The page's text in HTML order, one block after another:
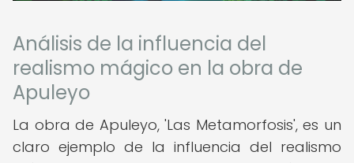
Análisis de la influencia del
realismo mágico en la obra de
Apuleyo
La obra de Apuleyo, 'Las Metamorfosis', es un
claro ejemplo de la influencia del realismo